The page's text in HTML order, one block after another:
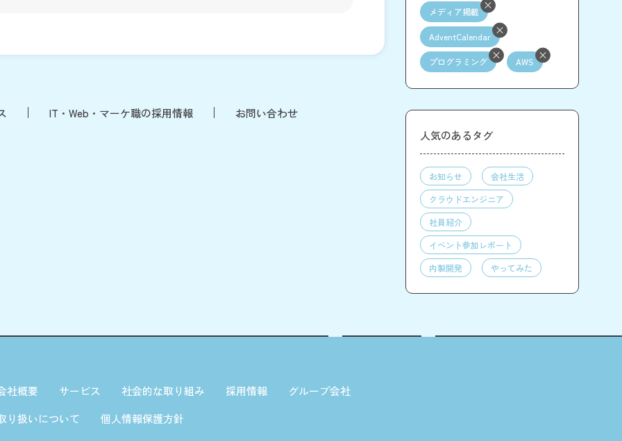
IT・Web・マーケ職の採用情報 お問い合わせ
メディア掲載
AdventCalendar
プログラミング AWS
人気のあるタグ
お知らせ
会社生活
クラウドエンジニア
社員紹介
イベント参加レポート
内製開発
やってみた
社概要 サービス 社会的な取り組み 採用情報
グループ会社
り扱いについて
個人情報保護方針